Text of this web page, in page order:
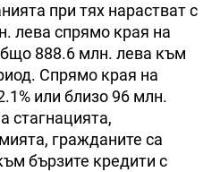
при тях нарастват с
лева спрямо края на
888.6 млн. лева към
Спрямо края на
или близо 96 млн.
стагнацията,
гражданите са
бързите кредити с